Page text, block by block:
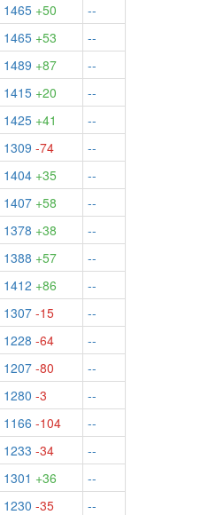
1465 +50
--
1465 +53
--
1489 +87
--
1415 +20
--
1425 +41
--
1309 -74
--
1404 +35
--
1407 +58
--
1378 +38
--
1388 +57
--
1412 +86
--
1307 -15
--
1228 -64
--
1207 -80
--
1280 -3
--
1166 -104
--
1233 -34
--
1301 +36
--
1230 -35
--